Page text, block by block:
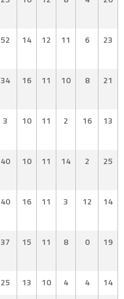
52 14 12 11 6 23
34 16 11 10 8 21
3 10 11 2 16 13
40 10 11 14 2 25
40 16 11 3 12 14
37 15 11 8 0 19
25 13 10 4 4
14